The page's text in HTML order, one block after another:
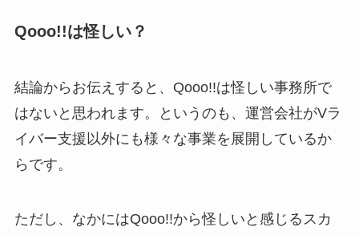
Qooo!!は怪しい？
結論からお伝えすると、Qooo!!は怪しい事務所で
はないと思われます。というのも、運営会社がVラ
イバー支援以外にも様々な事業を展開しているか
らです。
ただし、なかにはQooo!!から怪しいと感じるスカ